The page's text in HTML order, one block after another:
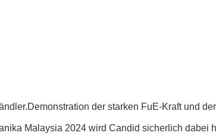
der starken FuE-Kraft und
Malaysia 2024 wird Candid sicherlich dabei